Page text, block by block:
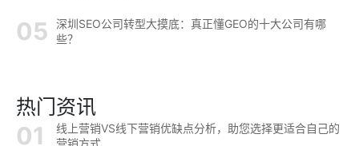
深圳SEO公司转型大摸底：真正懂GEO的十大公司有哪
些？
热门资讯
线上营销VS线下营销优缺点分析，助您选择更适合自己的
营销方式